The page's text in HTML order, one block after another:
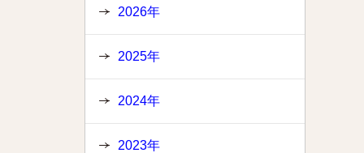
2026年
2025年
2024年
2023年